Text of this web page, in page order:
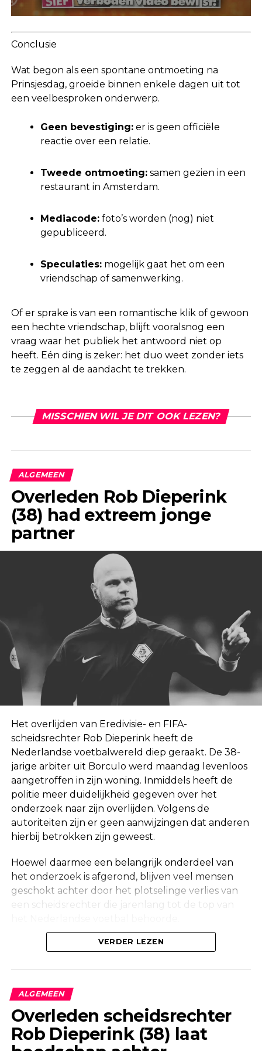
Conclusie
Wat begon als een spontane ontmoeting na
Prinsjesdag, groeide binnen enkele dagen uit tot
een veelbesproken onderwerp.
Geen bevestiging:er is geen officiële
reactie over een relatie.
Tweede ontmoeting:samen gezien in een
restaurant in Amsterdam.
Mediacode:foto’s worden (nog) niet
gepubliceerd.
Speculaties:mogelijk gaat het om een
vriendschap of samenwerking.
Of er sprake is van een romantische klik of gewoon
een hechte vriendschap, blijft vooralsnog een
vraag waar het publiek het antwoord niet op
heeft. Eén ding is zeker: het duo weet zonder iets
te zeggen al de aandacht te trekken.
MISSCHIEN WIL JE DIT OOK LEZEN?
ALGEMEEN
Overleden Rob Dieperink
(38) had extreem jonge
partner
Het overlijden van Eredivisie- en FIFA-
scheidsrechter Rob Dieperink heeft de
Nederlandse voetbalwereld diep geraakt. De 38-
jarige arbiter uit Borculo werd maandag levenloos
aangetroffen in zijn woning. Inmiddels heeft de
politie meer duidelijkheid gegeven over het
onderzoek naar zijn overlijden. Volgens de
autoriteiten zijn er geen aanwijzingen dat anderen
hierbij betrokken zijn geweest.
Hoewel daarmee een belangrijk onderdeel van
het onderzoek is afgerond, blijven veel mensen
geschokt achter door het plotselinge verlies van
een scheidsrechter die jarenlang tot de top van
Onderzoek na vondst in woning
Maandag werd in een woning aan de Korte
Molenstraat in Borculo een overleden persoon
aangetroffen. Kort daarna bevestigde de politie
dat er onderzoek werd gedaan naar de
omstandigheden van het overlijden.
VERDER LEZEN
ALGEMEEN
Overleden scheidsrechter
Rob Dieperink (38) laat